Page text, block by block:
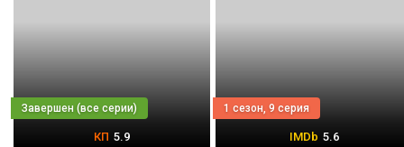
5.9
1 сезон, 9 серия
5.6